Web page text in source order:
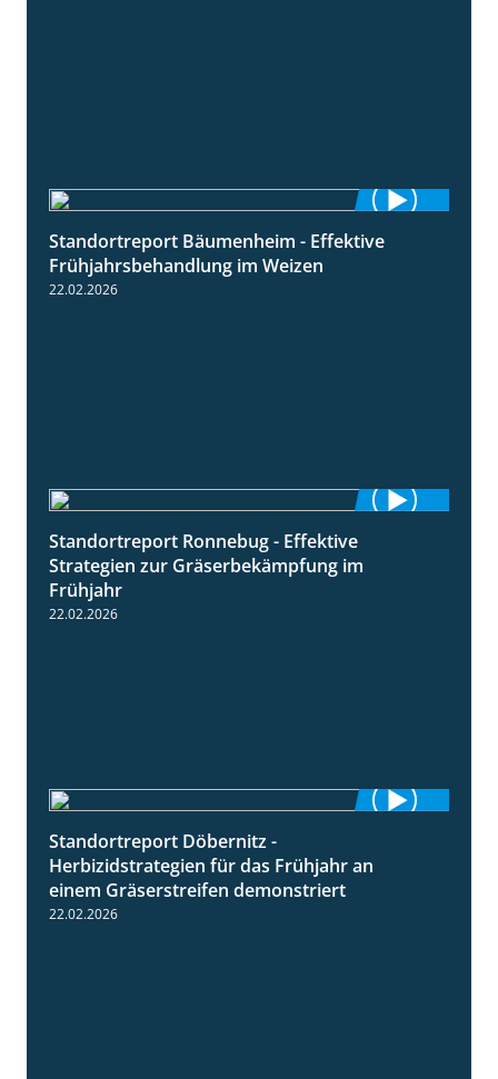
4:20
Standortreport Bäumenheim - Effektive
Frühjahrsbehandlung im Weizen
22.02.2026
Standortreport Ronnebug - Effektive
Strategien zur Gräserbekämpfung im
Frühjahr
22.02.2026
Standortreport Döbernitz -
Herbizidstrategien für das Frühjahr an
einem Gräserstreifen demonstriert
22.02.2026